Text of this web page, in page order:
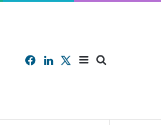
Sidebar
X
Linkedin
Facebook